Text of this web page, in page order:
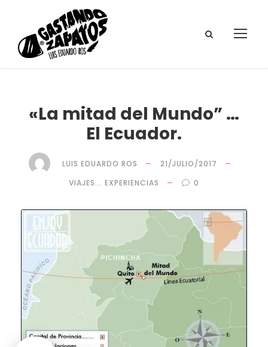
«La mitad del Mundo” …
El Ecuador.
LUIS EDUARDO ROS
21/JULIO/2017
VIAJES... EXPERIENCIAS
0